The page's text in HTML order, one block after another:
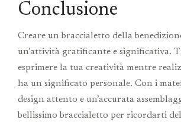
Conclusione
Creare un braccialetto della
un’attività gratificante e significativa.
esprimere la tua creatività mentre
ha un significato personale. Con i
design attento e un’accurata
bellissimo braccialetto per ricordarti